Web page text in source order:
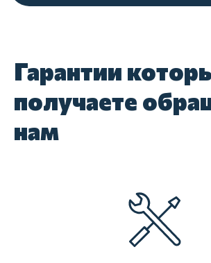
Гарантии
получаете
нам